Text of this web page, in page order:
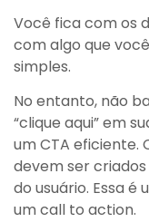
Você fica com os
com algo que
simples.
No entanto, não
“clique aqui” em
um CTA eficiente.
devem ser
do usuário. Essa
um call to action.